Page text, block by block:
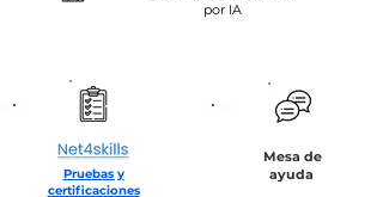
por IA
Pruebas y
certificaciones
Mesa de
ayuda